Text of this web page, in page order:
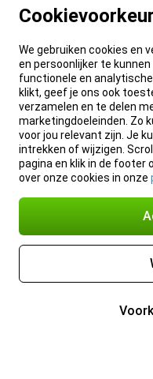
We gebruiken cookies en
en persoonlijker te
functionele en analytische
klikt, geef je ons ook
verzamelen en te delen
marketingdoeleinden. Zo
voor jou relevant zijn. Je
intrekken of wijzigen.
pagina en klik in de footer
over onze cookies in onze